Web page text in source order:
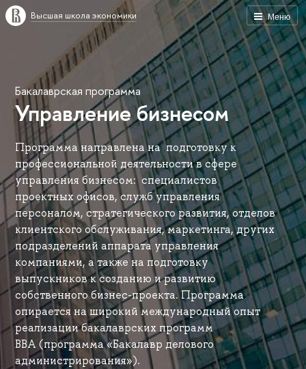
Меню
Высшая школа экономики
Бакалаврская программа
Управление бизнесом
Программа направлена на подготовку к
профессиональной деятельности в сфере
управления бизнесом: специалистов
проектных офисов, служб управления
персоналом, стратегического развития, отделов
клиентского обслуживания, маркетинга, других
подразделений аппарата управления
компаниями, а также на подготовку
выпускников к созданию и развитию
собственного бизнес-проекта. Программа
опирается на широкий международный опыт
реализации бакалаврских программ
BBA (программа «Бакалавр делового
администрирования»).